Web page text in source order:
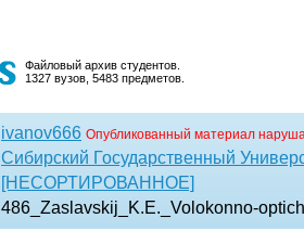
Файловый архив студентов.
1327 вузов, 5483 предметов.
ivanov666 Опубликованный материал
Сибирский Государственный
[НЕСОРТИРОВАННОЕ]
486_Zaslavskij_K.E._Volokonno-